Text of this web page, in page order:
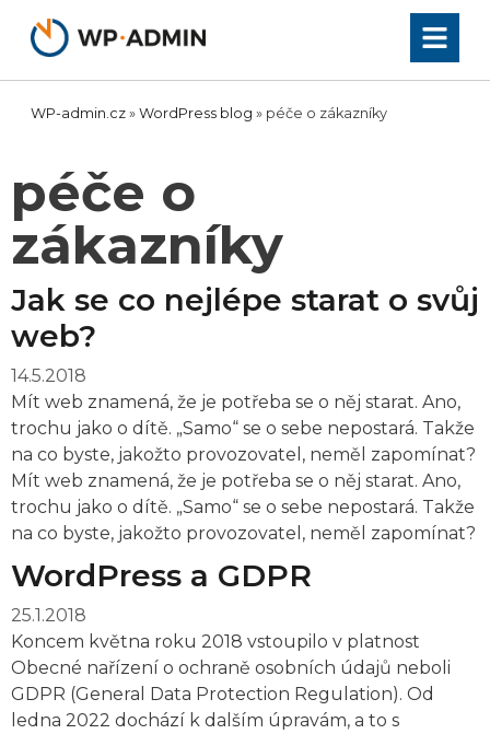
obsah
WP-admin.cz » WordPress blog » péče o zákazníky
péče o
zákazníky
Jak se co nejlépe starat o svůj
web?
14.5.2018
Mít web znamená, že je potřeba se o něj starat. Ano,
trochu jako o dítě. „Samo“ se o sebe nepostará. Takže
na co byste, jakožto provozovatel, neměl zapomínat?
Mít web znamená, že je potřeba se o něj starat. Ano,
trochu jako o dítě. „Samo“ se o sebe nepostará. Takže
na co byste, jakožto provozovatel, neměl zapomínat?
WordPress a GDPR
25.1.2018
Koncem května roku 2018 vstoupilo v platnost
Obecné nařízení o ochraně osobních údajů neboli
GDPR (General Data Protection Regulation). Od
ledna 2022 dochází k dalším úpravám, a to s